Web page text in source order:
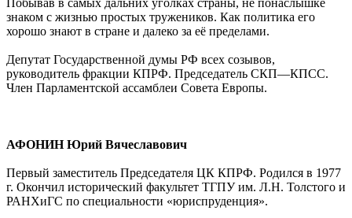
Побывав в самых дальних уголках страны, не понаслышке
знаком с жизнью простых тружеников. Как политика его
хорошо знают в стране и далеко за её пределами.
Депутат Государственной думы РФ всех созывов,
руководитель фракции КПРФ. Председатель СКП—КПСС.
Член Парламентской ассамблеи Совета Европы.
АФОНИН Юрий Вячеславович
Первый заместитель Председателя ЦК КПРФ. Родился в 1977
г. Окончил исторический факультет ТГПУ им. Л.Н. Толстого и
РАНХиГС по специальности «юриспруденция».